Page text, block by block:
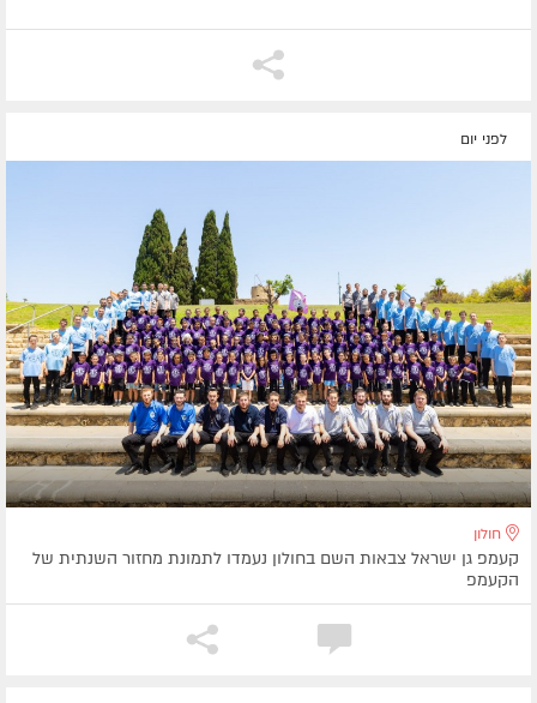
לפני יום
חולון
קעמפ גן ישראל צבאות השם בחולון נעמדו לתמונת מחזור השנתית של
הקעמפ